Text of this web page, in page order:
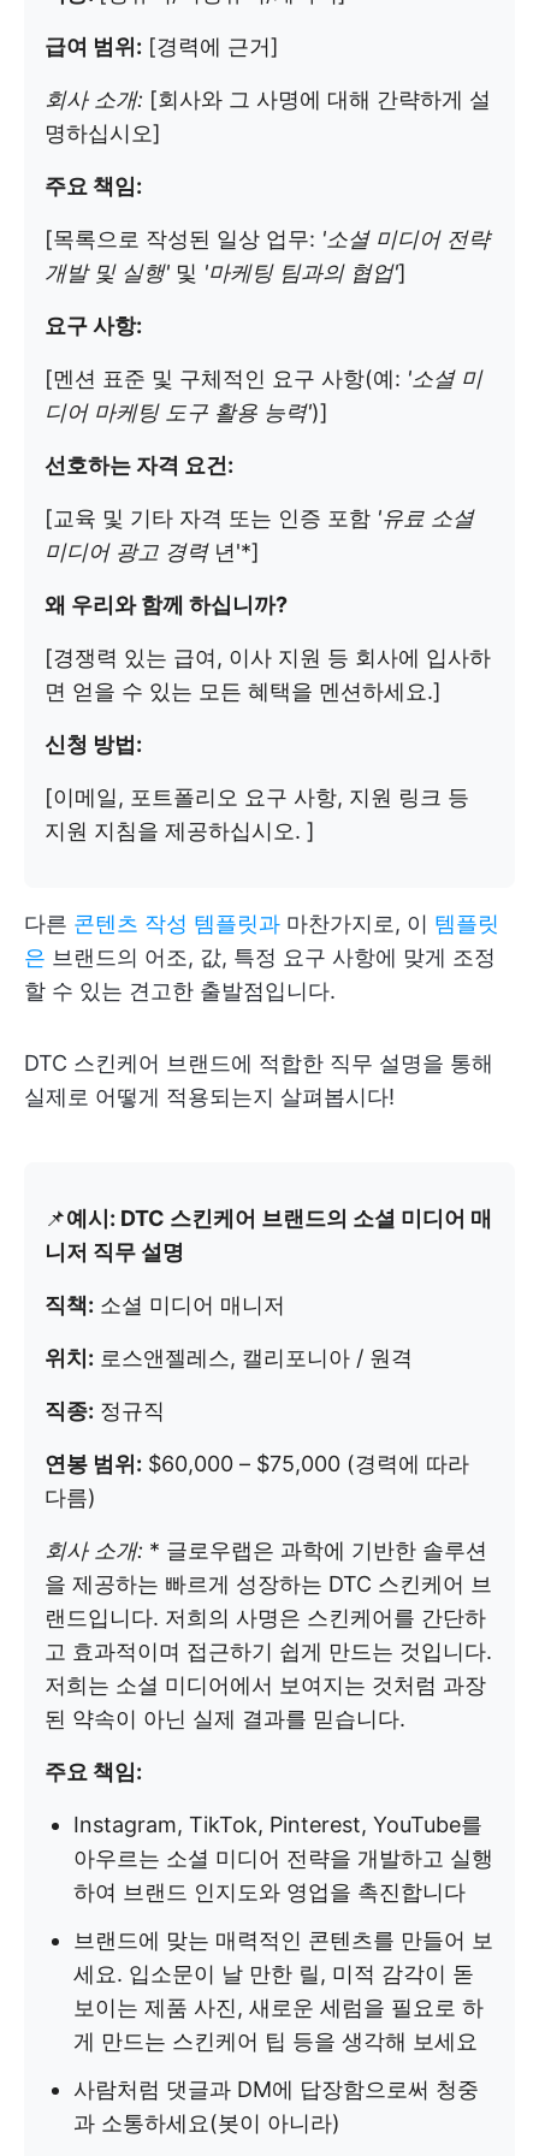
급여 범위: [경력에 근거]
회사 소개: [회사와 그 사명에 대해 간략하게 설
명하십시오]
주요 책임:
[목록으로 작성된 일상 업무: '소셜 미디어 전략
개발 및 실행' 및 '마케팅 팀과의 협업']
요구 사항:
[멘션 표준 및 구체적인 요구 사항(예: '소셜 미
디어 마케팅 도구 활용 능력')]
선호하는 자격 요건:
[교육 및 기타 자격 또는 인증 포함 '유료 소셜
미디어 광고 경력 년'*]
왜 우리와 함께 하십니까?
[경쟁력 있는 급여, 이사 지원 등 회사에 입사하
면 얻을 수 있는 모든 혜택을 멘션하세요.]
신청 방법:
[이메일, 포트폴리오 요구 사항, 지원 링크 등
지원 지침을 제공하십시오. ]
다른 콘텐츠 작성 템플릿과 마찬가지로, 이 템플릿
은 브랜드의 어조, 값, 특정 요구 사항에 맞게 조정
할 수 있는 견고한 출발점입니다.
DTC 스킨케어 브랜드에 적합한 직무 설명을 통해
실제로 어떻게 적용되는지 살펴봅시다!
📌예시: DTC 스킨케어 브랜드의 소셜 미디어 매
니저 직무 설명
직책: 소셜 미디어 매니저
위치: 로스앤젤레스, 캘리포니아 / 원격
직종: 정규직
연봉 범위: $60,000 – $75,000 (경력에 따라
다름)
회사 소개: * 글로우랩은 과학에 기반한 솔루션
을 제공하는 빠르게 성장하는 DTC 스킨케어 브
랜드입니다. 저희의 사명은 스킨케어를 간단하
고 효과적이며 접근하기 쉽게 만드는 것입니다.
저희는 소셜 미디어에서 보여지는 것처럼 과장
된 약속이 아닌 실제 결과를 믿습니다.
주요 책임:
Instagram, TikTok, Pinterest, YouTube를
아우르는 소셜 미디어 전략을 개발하고 실행
하여 브랜드 인지도와 영업을 촉진합니다
브랜드에 맞는 매력적인 콘텐츠를 만들어 보
세요. 입소문이 날 만한 릴, 미적 감각이 돋
보이는 제품 사진, 새로운 세럼을 필요로 하
게 만드는 스킨케어 팁 등을 생각해 보세요
사람처럼 댓글과 DM에 답장함으로써 청중
과 소통하세요(봇이 아니라)